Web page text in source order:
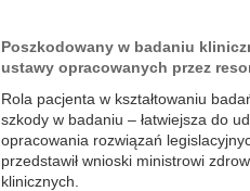
Poszkodowany w badaniu
ustawy opracowanych przez
Rola pacjenta w kształtowaniu
szkody w badaniu – łatwiejsza do
opracowania rozwiązań
przedstawił wnioski ministrowi
klinicznych.